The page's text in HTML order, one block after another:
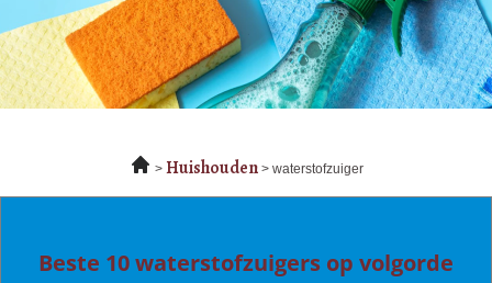
Huishouden waterstofzuiger
Beste 10 waterstofzuigers op volgorde